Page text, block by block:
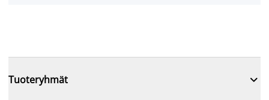
Tuoteryhmät 